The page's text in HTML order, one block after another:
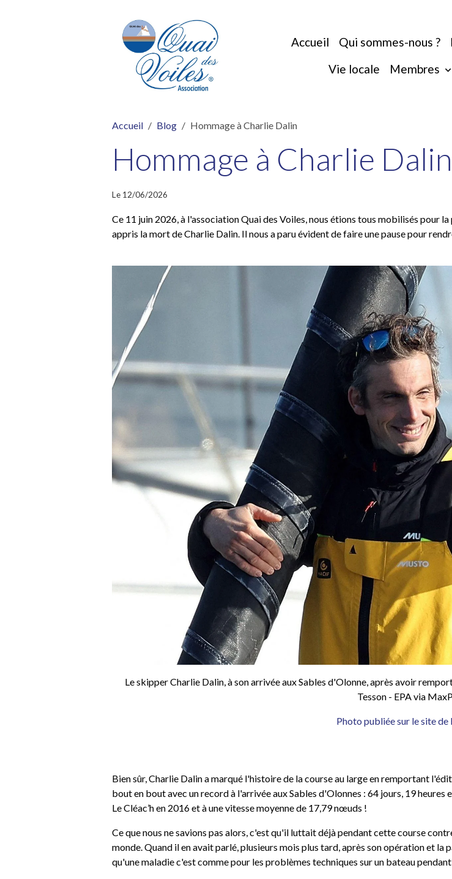
Accueil Qui sommes-nous ?
Vie locale
Membres
Accueil Blog Hommage à Charlie Dalin
Hommage à Charlie Dalin
Le 12/06/2026
Ce 11 juin 2026, à l'association Quai des Voiles, nous étions tous mobilisés pour
appris la mort de Charlie Dalin. Il nous a paru évident de faire une pause pour
Le skipper Charlie Dalin, à son arrivée aux Sables d'Olonne, après avoir
Tesson - EPA via
Photo publiée sur le site de
Bien sûr, Charlie Dalin a marqué l'histoire de la course au large en remportant
bout en bout avec un record à l'arrivée aux Sables d'Olonnes : 64 jours, 19
Le Cléac’h en 2016 et à une vitesse moyenne de 17,79 nœuds !
Ce que nous ne savions pas alors, c'est qu'il luttait déjà pendant cette course
monde. Quand il en avait parlé, plusieurs mois plus tard, après son opération et la
qu'une maladie c'est comme pour les problèmes techniques sur un bateau